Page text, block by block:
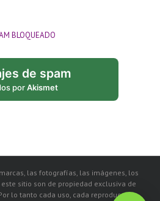
BLOQUEADO
de spam
porAkismet
las fotografías, las imágenes, los
sitio son de propiedad exclusiva de
lo tanto cada uso, cada reproducción